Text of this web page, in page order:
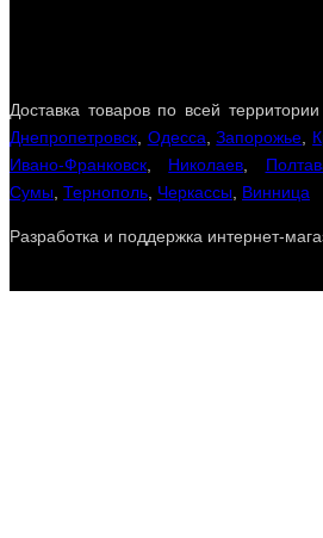
Доставка товаров по всей
Днепропетровск Одесса ,Запорожье
Ивано-Франковск
Николаев
Сумы Тернополь Черкассы Винница
Разработка и поддержка интернет-